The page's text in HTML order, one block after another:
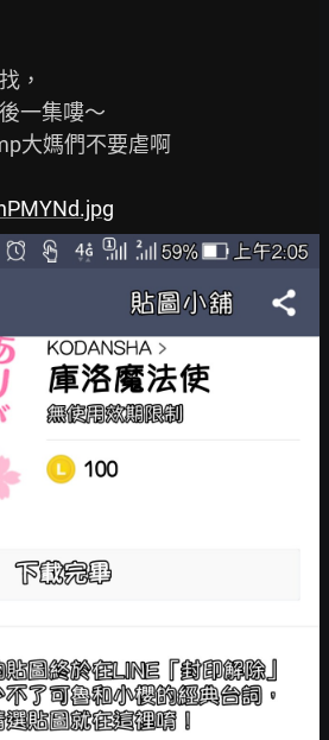
，
一集嘍～
大媽們不要虐啊